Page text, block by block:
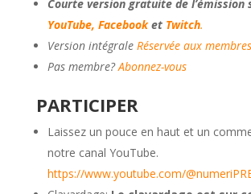
Courte version gratuite de l’émission
YouTube, Facebooket Twitch.
Version intégrale Réservée aux membres
Pas membre?Abonnez-vous
PARTICIPER
Laissez un pouce en haut et un
notre canal YouTube.
https://www.youtube.com/